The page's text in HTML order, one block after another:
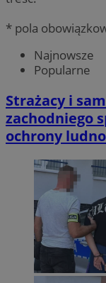
* pola
Najnowsze
Popularne
Strażacy i
zachodniego
ochrony